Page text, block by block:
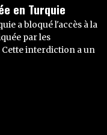
en Turquie
a bloqué l'accès à la
par les
interdiction a un